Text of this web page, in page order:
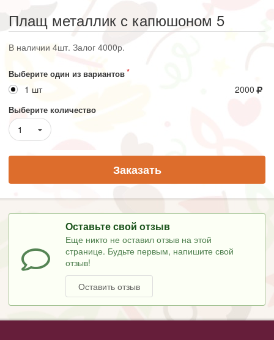
Плащ металлик с капюшоном 5
В наличии 4шт. Залог 4000р.
Выберите один из вариантов
1 шт 2000
Выберите количество
1
Заказать
Оставьте свой отзыв
Еще никто не оставил отзыв на этой
странице. Будьте первым, напишите свой
отзыв!
Оставить отзыв